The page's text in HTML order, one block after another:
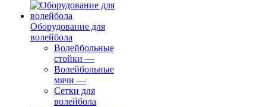
Оборудование для
волейбола
Волейбольные
стойки —
Волейбольные
мячи —
Сетки для
волейбола